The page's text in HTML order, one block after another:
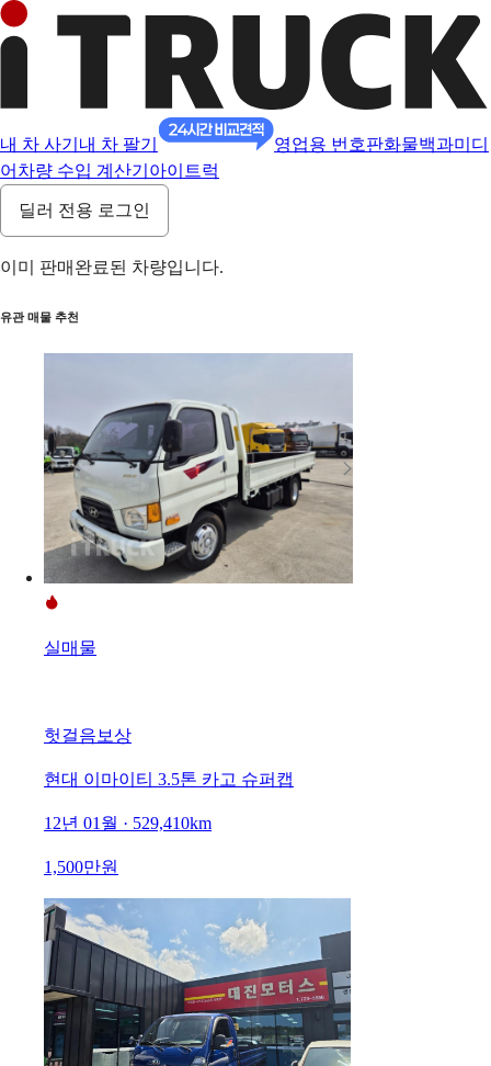
내 차 사기 내 차 팔기 영업용 번호판화물백과미디
어 차량 수입 계산기 아이트럭
딜러 전용 로그인
이미 판매완료된 차량입니다.
유관 매물 추천
실매물
헛걸음보상
현대 이마이티 3.5톤 카고 슈퍼캡
12년 01월 · 529,410km
1,500만원